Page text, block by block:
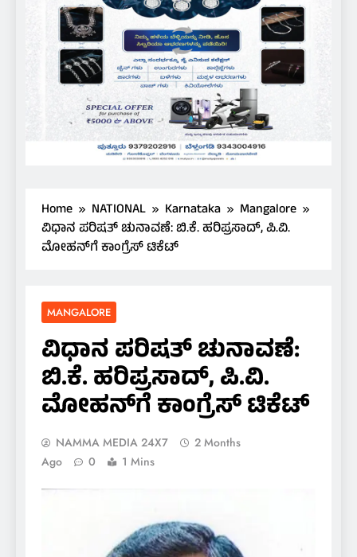
Home NATIONAL Karnataka
Mangalore
ವಿಧಾನ ಪರಿಷತ್ ಚುನಾವಣೆ: ಬಿ.ಕೆ. ಹರಿಪ್ರಸಾದ್, ಪಿ.ವಿ.
ಮೋಹನ್‌ಗೆ ಕಾಂಗ್ರೆಸ್ ಟಿಕೆಟ್
MANGALORE
ವಿಧಾನ ಪರಿಷತ್ ಚುನಾವಣೆ:
ಬಿ.ಕೆ. ಹರಿಪ್ರಸಾದ್, ಪಿ.ವಿ.
ಮೋಹನ್‌ಗೆ ಕಾಂಗ್ರೆಸ್ ಟಿಕೆಟ್
NAMMA MEDIA 24X7
2 Months
Ago
0 1 Mins